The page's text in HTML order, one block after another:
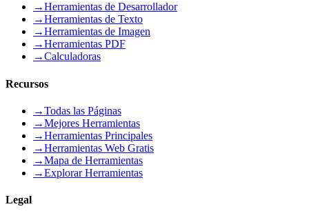
→Herramientas de Desarrollador
→Herramientas de Texto
→Herramientas de Imagen
→Herramientas PDF
→Calculadoras
Recursos
→Todas las Páginas
→Mejores Herramientas
→Herramientas Principales
→Herramientas Web Gratis
→Mapa de Herramientas
→Explorar Herramientas
Legal